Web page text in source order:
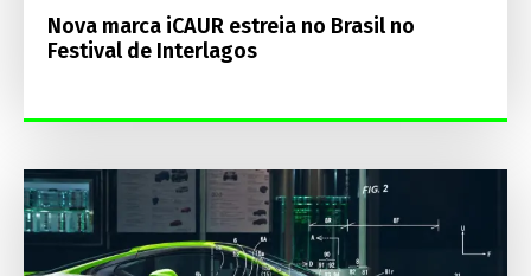
Nova marca iCAUR estreia no Brasil no
Festival de Interlagos